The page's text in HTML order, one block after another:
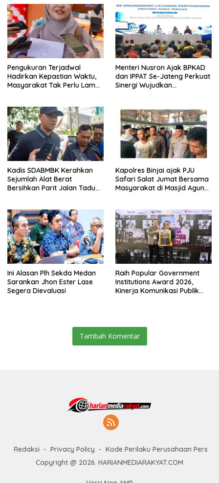
Pengukuran Terjadwal
Hadirkan Kepastian Waktu,
Masyarakat Tak Perlu Lama
Menteri Nusron Ajak BPKAD
dan IPPAT Se-Jateng Perkuat
Sinergi Wujudkan
Kadis SDABMBK Kerahkan
Sejumlah Alat Berat
Bersihkan Parit Jalan Taduan
Kapolres Binjai ajak PJU
Safari Salat Jumat Bersama
Masyarakat di Masjid Agung
Ini Alasan Plh Sekda Medan
Sarankan Jhon Ester Lase
Segera Dievaluasi
Raih Popular Government
Institutions Award 2026,
Kinerja Komunikasi Publik
Tambah Komentar
Redaksi Privacy Policy
Kode Perilaku Perusahaan Pers
Copyright @ 2026. HARIANMEDIARAKYAT.COM